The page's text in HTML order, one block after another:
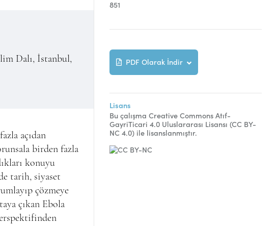
Dalı, İstanbul,
açıdan
birden fazla
konuyu
tarih, siyaset
çözmeye
çıkan Ebola
851
PDF Olarak İndir
Lisans
Bu çalışma Creative Commons Atıf-
GayriTicari 4.0 Uluslararası Lisansı (CC BY-
NC 4.0) ile lisanslanmıştır.